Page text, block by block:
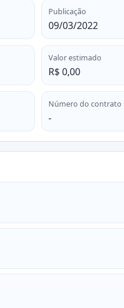
Publicação
09/03/2022
Valor estimado
R$ 0,00
Número do contrato
-